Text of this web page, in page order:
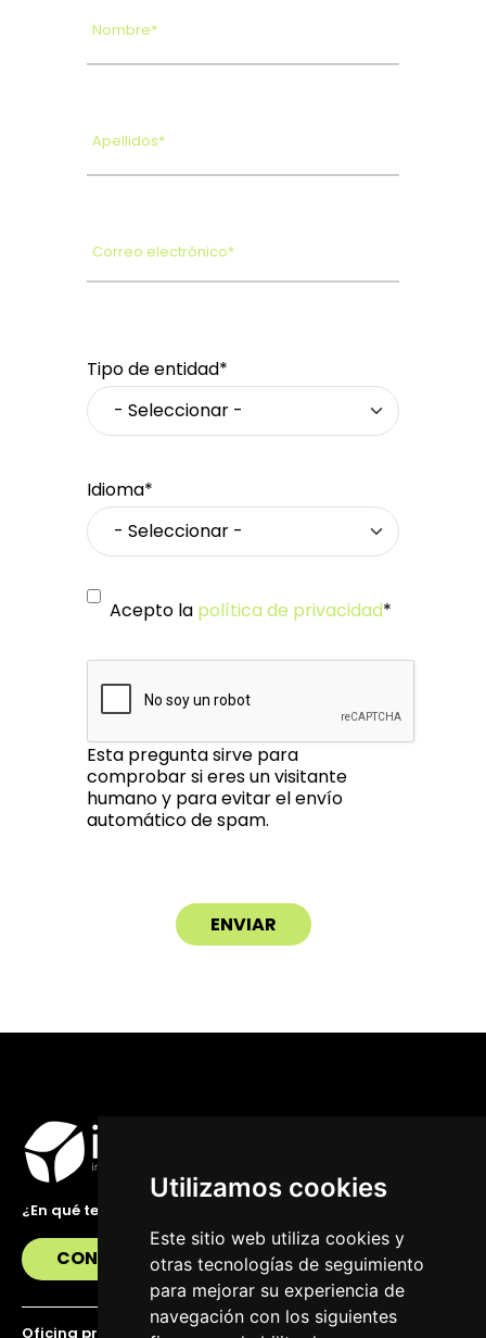
Utilizamos cookies
Este sitio web utiliza cookies y
otras tecnologías de seguimiento
para mejorar su experiencia de
navegación con los siguientes
Nombre*
Apellidos*
Correo electrónico*
Tipo de entidad*
Idioma*
Acepto la política de privacidad*
Esta pregunta sirve para
comprobar si eres un visitante
humano y para evitar el envío
automático de spam.
¿En qué te podemos ayudar?
CONTÁCTANOS
Oficina principal